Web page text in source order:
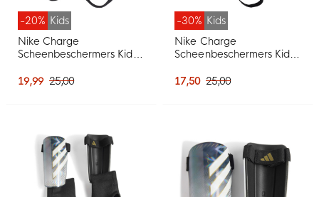
-20% Kids
Nike Charge
Scheenbeschermers Kids
19,99 25,00
-30% Kids
Nike Charge
Scheenbeschermers Kids
17,50 25,00